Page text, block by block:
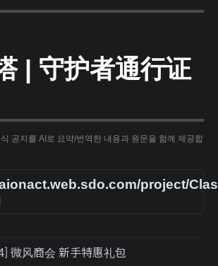
| 守护者通行证
공지를 AI로 요약/번역한 내용과 원문을 함께 제공합
project/
微风商会 新手特惠礼包